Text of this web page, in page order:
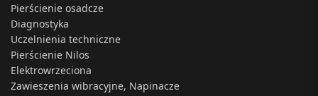
Pierścienie osadcze
Diagnostyka
Uczelnienia techniczne
Pierścienie Nilos
Elektrowrzeciona
Zawieszenia wibracyjne, Napinacze